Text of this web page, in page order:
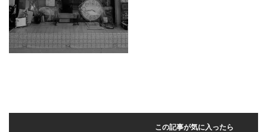
この記事が気に入ったら